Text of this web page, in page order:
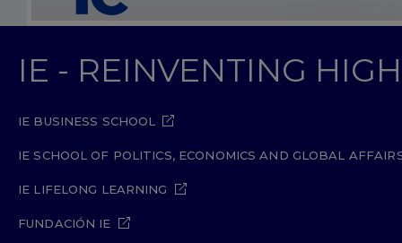
IE - REINVENTING
IE BUSINESS SCHOOL
IE SCHOOL OF POLITICS, ECONOMICS AND GLOBAL
IE LIFELONG LEARNING
FUNDACIÓN IE